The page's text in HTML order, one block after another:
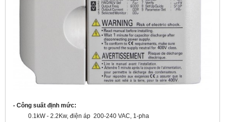
- Công suất định mức:
0.1kW - 2.2Kw, điện áp 200-240 VAC, 1-pha